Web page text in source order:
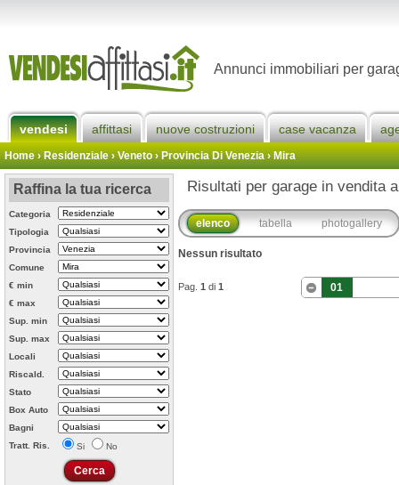
Annunci immobiliari per
vendesi affittasi nuove costruzioni case vacanza
Home› Residenziale › Veneto ›Provincia Di Venezia›Mira
Raffina la tua ricerca
Categoria
Tipologia
Provincia
Comune
€ min
€ max
Sup. min
Sup. max
Locali
Riscald.
Stato
Box Auto
Bagni
Tratt. Ris.
Si No
Risultati per garage in vendita
elenco tabella photogallery
Nessun risultato
Pag. 1 di 1 01